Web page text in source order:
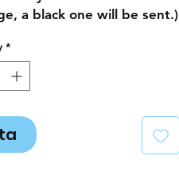
a black one will be sent.)
*